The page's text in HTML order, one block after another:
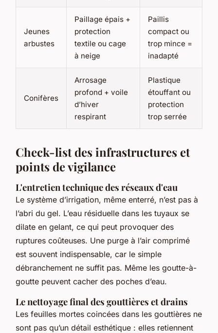
Jeunes
arbustes
Paillage épais +
protection
textile ou cage
à neige
Paillis
compact ou
trop mince =
inadapté
Conifères
Arrosage
profond + voile
d’hiver
respirant
Plastique
étouffant ou
protection
trop serrée
Check-list des infrastructures et
points de vigilance
L'entretien technique des réseaux d'eau
Le système d’irrigation, même enterré, n’est pas à
l’abri du gel. L’eau résiduelle dans les tuyaux se
dilate en gelant, ce qui peut provoquer des
ruptures coûteuses. Une purge à l’air comprimé
est souvent indispensable, car le simple
débranchement ne suffit pas. Même les goutte-à-
goutte peuvent cacher des poches d’eau.
Le nettoyage final des gouttières et drains
Les feuilles mortes coincées dans les gouttières ne
sont pas qu’un détail esthétique : elles retiennent